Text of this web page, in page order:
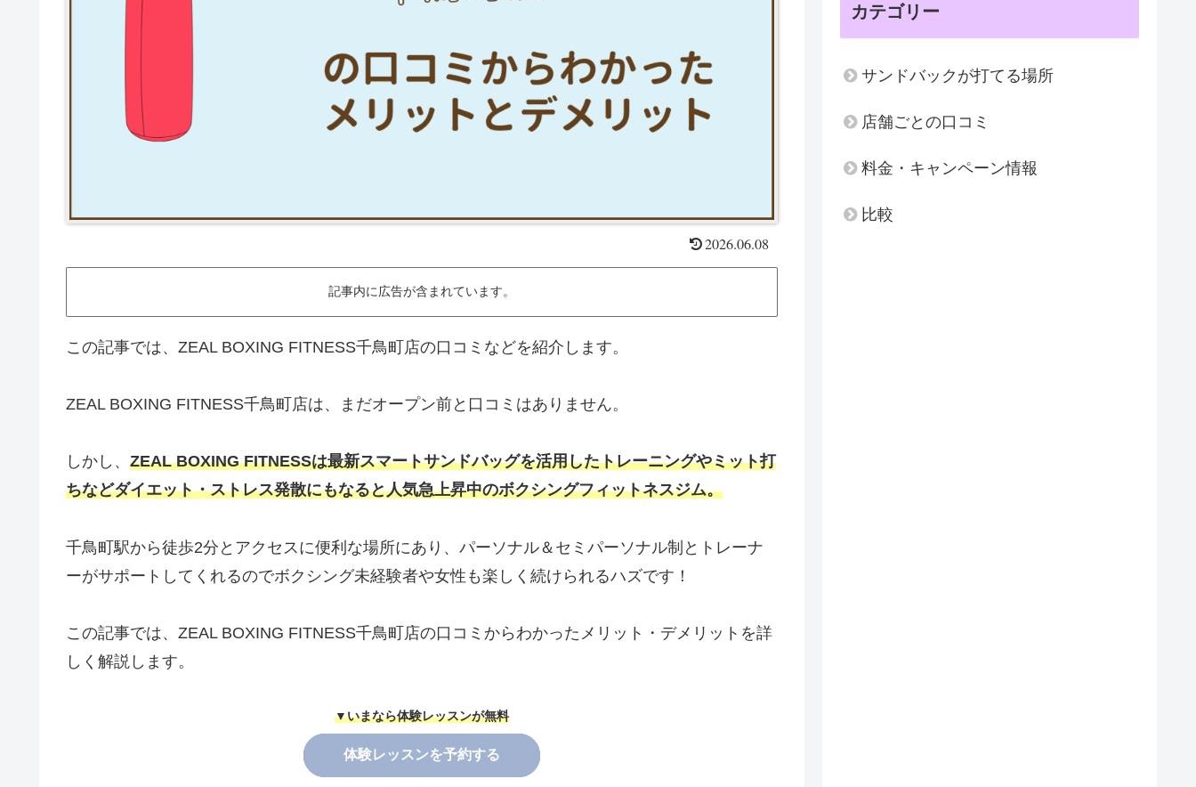
2026.06.08
記事内に広告が含まれています。
この記事では、ZEAL BOXING FITNESS千鳥町店の口コミなどを紹介します。
ZEAL BOXING FITNESS千鳥町店は、まだオープン前と口コミはありません。
しかし、 ZEAL BOXING FITNESSは最新スマートサンドバッグを活用したトレーニングやミット打
ちなどダイエット・ストレス発散にもなると人気急上昇中のボクシングフィットネスジム。
千鳥町駅から徒歩2分とアクセスに便利な場所にあり、パーソナル＆セミパーソナル制とトレーナ
ーがサポートしてくれるのでボクシング未経験者や女性も楽しく続けられるハズです！
この記事では、ZEAL BOXING FITNESS千鳥町店の口コミからわかったメリット・デメリットを詳
しく解説します。
▼いまなら体験レッスンが無料
体験レッスンを予約する
カテゴリー
サンドバックが打てる場所
店舗ごとの口コミ
料金・キャンペーン情報
比較